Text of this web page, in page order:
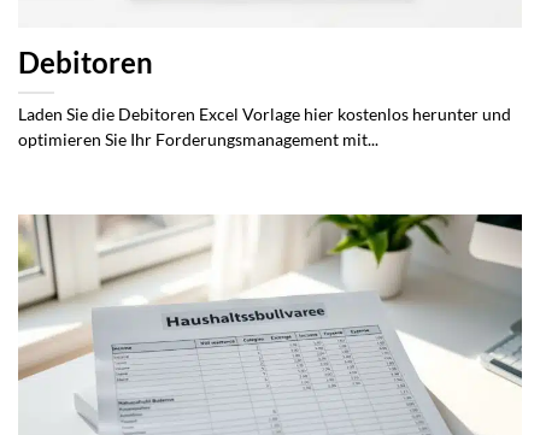
Debitoren
Laden Sie die Debitoren Excel Vorlage hier kostenlos herunter und
optimieren Sie Ihr Forderungsmanagement mit...